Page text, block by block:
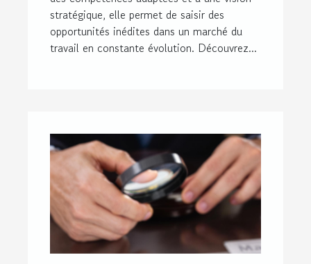
stratégique, elle permet de saisir des
opportunités inédites dans un marché du
travail en constante évolution. Découvrez...